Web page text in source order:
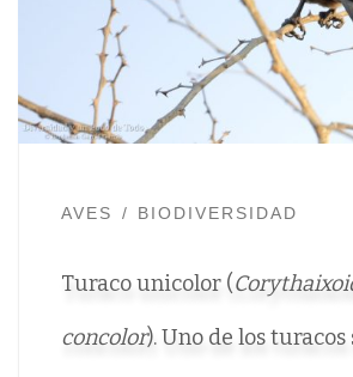
AVES BIODIVERSIDAD
Turaco unicolor (
concolor). Uno de los